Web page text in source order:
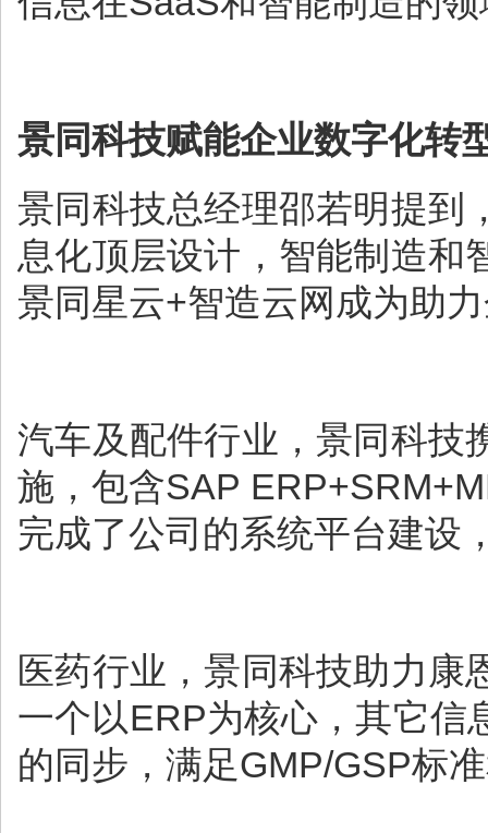
景同科技赋能企业数字化转
景同科技总经理邵若明提到
息化顶层设计，智能制造和
景同星云+智造云网成为助
汽车及配件行业，景同科技
施，包含SAP
完成了公司的系统平台建设
医药行业，景同科技助力康
一个以ERP为核心，其它信
的同步，满足GMP/GSP标